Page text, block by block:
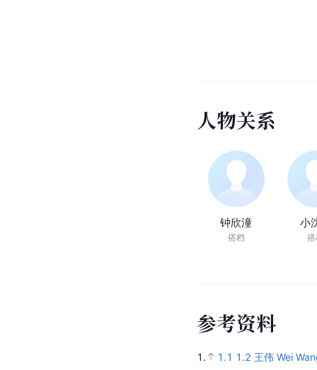
人物关系
钟欣潼
搭档
小
参考资料
1. 1.1 1.2 王伟 Wei